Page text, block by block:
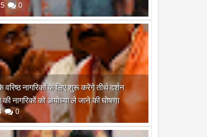
0
नागरिकों के लिए शुरू करेंगे तीर्थ दर्शन
नागरिकों को अयोध्या ले जाने की घोषणा
0